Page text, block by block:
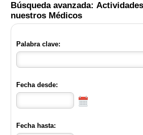
Búsqueda avanzada: Actividades Solidarias de
nuestros Médicos
Palabra clave:
Fecha desde:
Fecha hasta: